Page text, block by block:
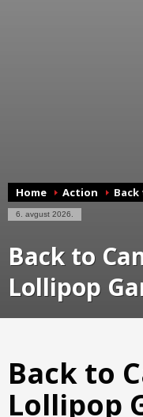
Home Action
6. avgust 2026.
Back to
Lollipop
Back to
Lollipop